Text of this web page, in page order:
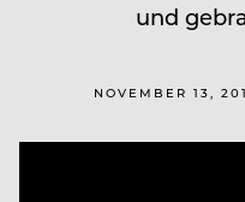
und
NOVEMBER 13,